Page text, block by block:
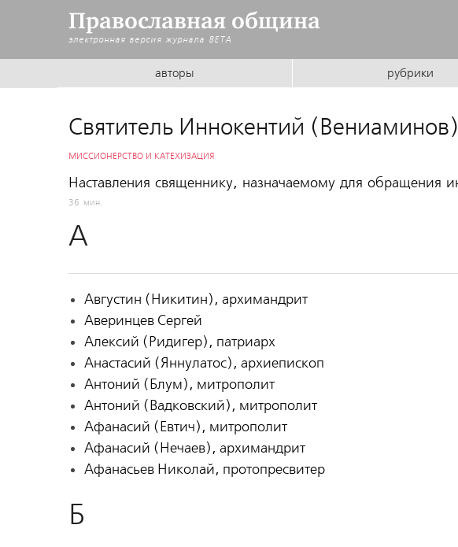
Православная община
электронная версия журнала BETA
авторы рубрики
Святитель Иннокентий
МИССИОНЕРСТВО И КАТЕХИЗАЦИЯ
Наставления священнику, назначаемому для обращения
36 мин.
А
Августин (Никитин), архимандрит
Аверинцев Сергей
Алексий (Ридигер), патриарх
Анастасий (Яннулатос), архиепископ
Антоний (Блум), митрополит
Антоний (Вадковский), митрополит
Афанасий (Евтич), митрополит
Афанасий (Нечаев), архимандрит
Афанасьев Николай, протопресвитер
Б